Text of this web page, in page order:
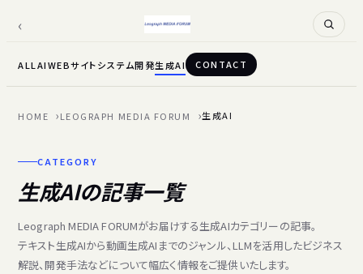
ALL AIWEBサイトシステム開発生成AI CONTACT
HOME LEOGRAPH MEDIA FORUM 生成AI
CATEGORY
生成AIの記事一覧
Leograph MEDIA FORUMがお届けする生成AIカテゴリーの記事。
テキスト生成AIから動画生成AIまでのジャンル、LLMを活用したビジネス
解説、開発手法などについて幅広く情報をご提供いたします。